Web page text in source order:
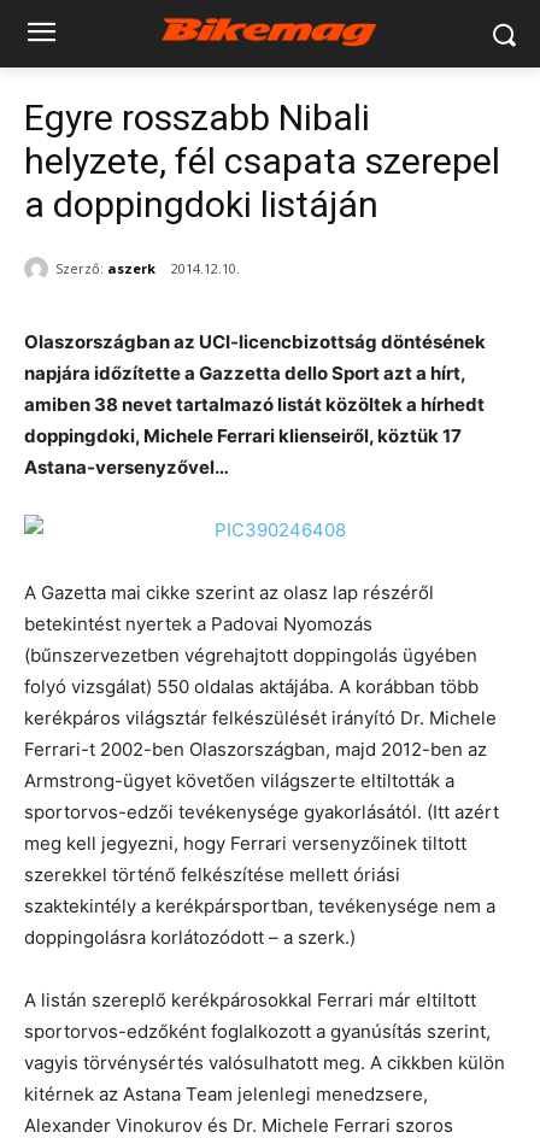
Egyre rosszabb Nibali
helyzete, fél csapata szerepel
a doppingdoki listáján
Szerző: aszerk 2014.12.10.
Olaszországban az UCI-licencbizottság döntésének
napjára időzítette a Gazzetta dello Sport azt a hírt,
amiben 38 nevet tartalmazó listát közöltek a hírhedt
doppingdoki, Michele Ferrari klienseiről, köztük 17
Astana-versenyzővel…
A Gazetta mai cikke szerint az olasz lap részéről
betekintést nyertek a Padovai Nyomozás
(bűnszervezetben végrehajtott doppingolás ügyében
folyó vizsgálat) 550 oldalas aktájába. A korábban több
kerékpáros világsztár felkészülését irányító Dr. Michele
Ferrari-t 2002-ben Olaszországban, majd 2012-ben az
Armstrong-ügyet követően világszerte eltiltották a
sportorvos-edzői tevékenysége gyakorlásától. (Itt azért
meg kell jegyezni, hogy Ferrari versenyzőinek tiltott
szerekkel történő felkészítése mellett óriási
szaktekintély a kerékpársportban, tevékenysége nem a
doppingolásra korlátozódott – a szerk.)
A listán szereplő kerékpárosokkal Ferrari már eltiltott
sportorvos-edzőként foglalkozott a gyanúsítás szerint,
vagyis törvénysértés valósulhatott meg. A cikkben külön
kitérnek az Astana Team jelenlegi menedzsere,
Alexander Vinokurov és Dr. Michele Ferrari szoros